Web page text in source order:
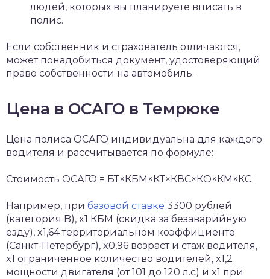
людей, которых вы планируете вписать в
полис.
Если собственник и страхователь отличаются,
может понадобиться документ, удостоверяющий
право собственности на автомобиль.
Цена в ОСАГО в Темрюке
Цена полиса ОСАГО индивидуальна для каждого
водителя и рассчитывается по формуле:
Стоимость ОСАГО = БТ×КБМ×КТ×КВС×КО×КМ×КС
Например, при базовой ставке 3300 рублей
(категория B), x1 КБМ (скидка за безаварийную
езду), x1,64 территориальном коэффициенте
(Санкт-Петербург), x0,96 возраст и стаж водителя,
x1 ограниченное количество водителей, x1,2
мощности двигателя (от 101 до 120 л.с) и x1 при